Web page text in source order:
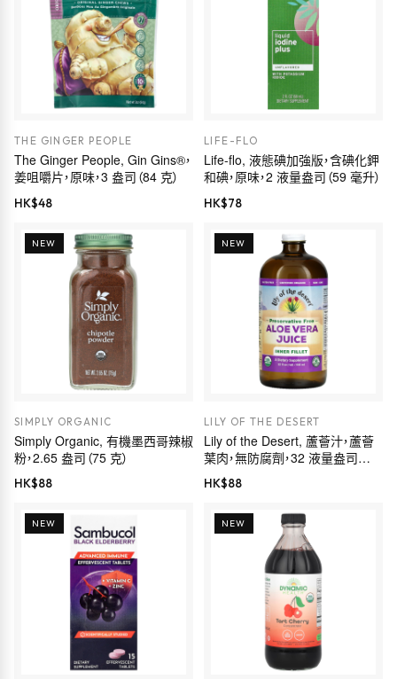
THE GINGER PEOPLE
The Ginger People, Gin Gins®，
姜咀嚼片，原味，3 盎司（84 克）
HK$48
LIFE-FLO
Life-flo, 液態碘加強版，含碘化鉀
和碘，原味，2 液量盎司（59 毫升）
HK$78
NEW
SIMPLY ORGANIC
Simply Organic, 有機墨西哥辣椒
粉，2.65 盎司（75 克）
HK$88
NEW
LILY OF THE DESERT
Lily of the Desert, 蘆薈汁，蘆薈
葉肉，無防腐劑，32 液量盎司
（946 毫升）
HK$88
NEW NEW